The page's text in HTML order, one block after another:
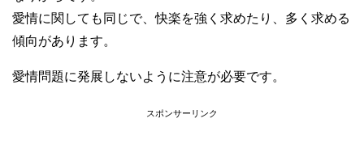
愛情に関しても同じで、快楽を強く求めたり、多く求める
傾向があります。
愛情問題に発展しないように注意が必要です。
スポンサーリンク